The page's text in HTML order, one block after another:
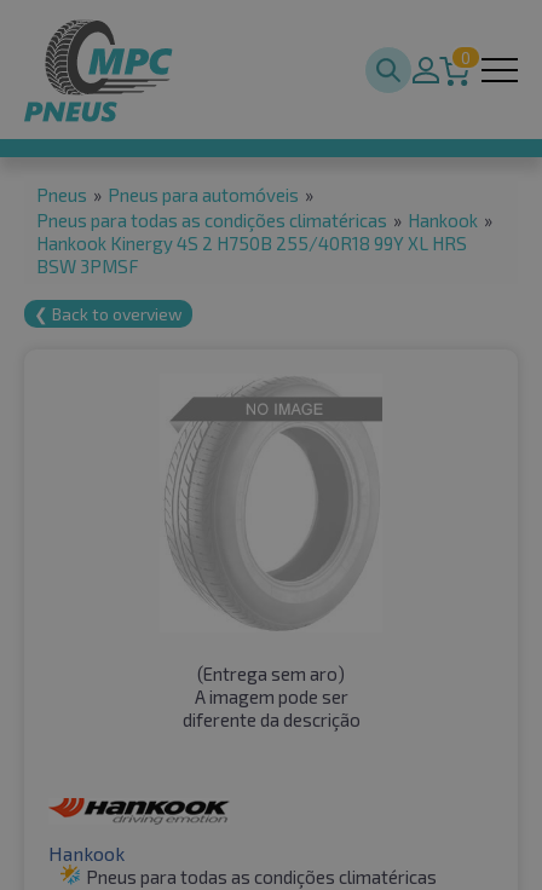
0
Pneus » Pneus para automóveis »
Pneus para todas as condições climatéricas » Hankook »
Hankook Kinergy 4S 2 H750B 255/40R18 99Y XL HRS
BSW 3PMSF
❮ Back to overview
(Entrega sem aro)
A imagem pode ser
diferente da descrição
Hankook
Pneus para todas as condições climatéricas